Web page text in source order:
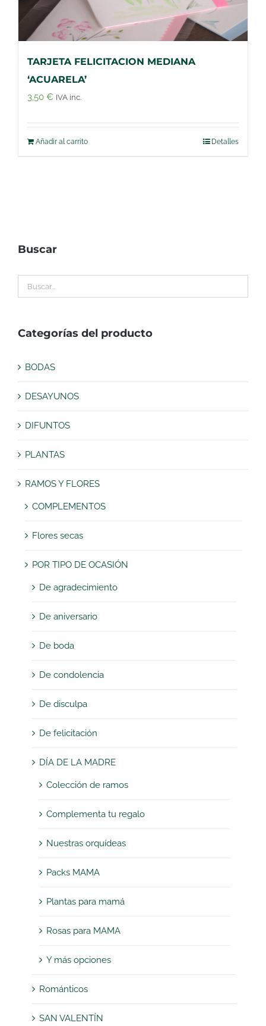
TARJETA FELICITACION MEDIANA
‘ACUARELA’
3,50 € IVA inc.
Añadir al carrito Detalles
Buscar
Categorías del producto
BODAS
DESAYUNOS
DIFUNTOS
PLANTAS
RAMOS Y FLORES
COMPLEMENTOS
Flores secas
POR TIPO DE OCASIÓN
De agradecimiento
De aniversario
De boda
De condolencia
De disculpa
De felicitación
DÍA DE LA MADRE
Colección de ramos
Complementa tu regalo
Nuestras orquídeas
Packs MAMA
Plantas para mamá
Rosas para MAMA
Y más opciones
Románticos
SAN VALENTÍN